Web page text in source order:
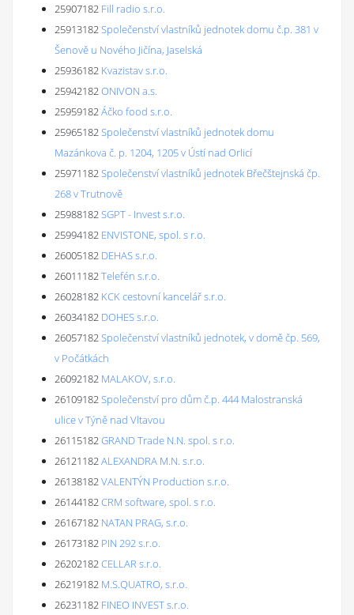
25907182 Fill radio s.r.o.
25913182Společenství vlastníků jednotek domu č.p. 381 v
Šenově u Nového Jičína, Jaselská
25936182 Kvazistav s.r.o.
25942182ONIVON a.s.
25959182Áčko food s.r.o.
25965182Společenství vlastníků jednotek domu
Mazánkova č. p. 1204, 1205 v Ústí nad Orlicí
25971182Společenství vlastníků jednotek Břečštejnská čp.
268 v Trutnově
25988182SGPT - Invest s.r.o.
25994182 ENVISTONE, spol. s r.o.
26005182 DEHAS s.r.o.
26011182Telefén s.r.o.
26028182 KCK cestovní kancelář s.r.o.
26034182 DOHES s.r.o.
26057182Společenství vlastníků jednotek, v domě čp. 569,
v Počátkách
26092182 MALAKOV, s.r.o.
26109182Společenství pro dům č.p. 444 Malostranská
ulice v Týně nad Vltavou
26115182GRAND Trade N.N. spol. s r.o.
26121182ALEXANDRA M.N. s.r.o.
26138182VALENTÝN Production s.r.o.
26144182CRM software, spol. s r.o.
26167182 NATAN PRAG, s.r.o.
26173182 PIN 292 s.r.o.
26202182CELLAR s.r.o.
26219182 M.S.QUATRO, s.r.o.
26231182 FINEO INVEST s.r.o.